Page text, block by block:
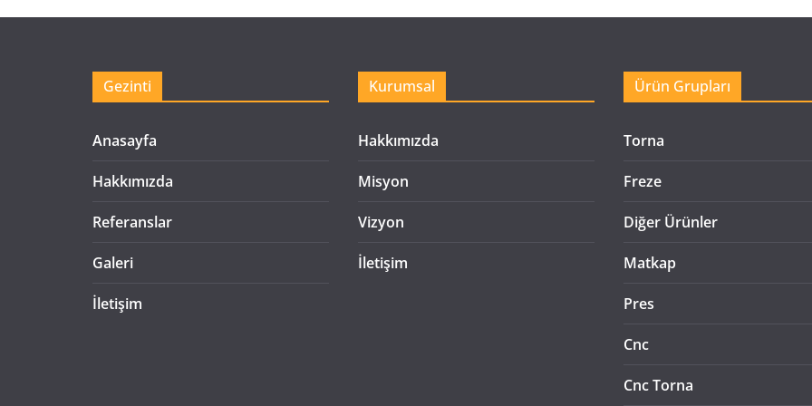
Gezinti
Anasayfa
Hakkımızda
Referanslar
Galeri
İletişim
Kurumsal
Hakkımızda
Misyon
Vizyon
İletişim
Ürün Grupları
Torna
Freze
Diğer Ürünler
Matkap
Pres
Cnc
Cnc Torna